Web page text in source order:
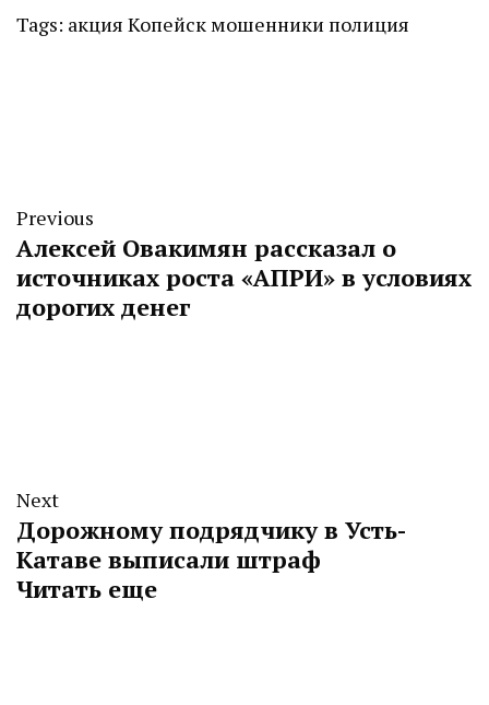
Tags: акция Копейск мошенники полиция
Previous
Алексей Овакимян рассказал о
источниках роста «АПРИ» в условиях
дорогих денег
Next
Дорожному подрядчику в Усть-
Катаве выписали штраф
Читать еще